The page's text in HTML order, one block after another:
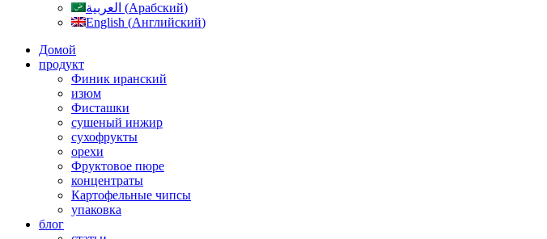
العربية (Арабский)
English (Английский)
Домой
продукт
Финик иранский
изюм
Фисташки
сушеный инжир
сухофрукты
орехи
Фруктовое пюре
концентраты
Картофельные чипсы
упаковка
блог